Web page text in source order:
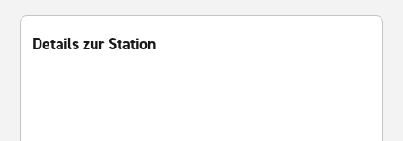
Details zur Station